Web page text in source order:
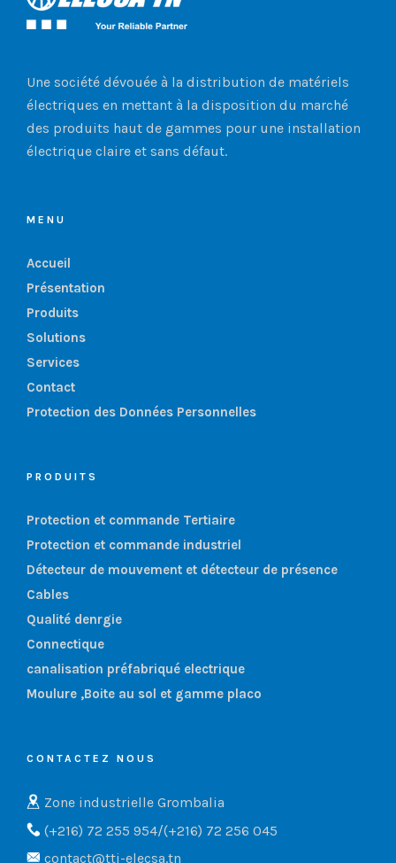
Une société dévouée à la distribution de matériels
électriques en mettant à la disposition du marché
des produits haut de gammes pour une installation
électrique claire et sans défaut.
MENU
Accueil
Présentation
Produits
Solutions
Services
Contact
Protection des Données Personnelles
PRODUITS
Protection et commande Tertiaire
Protection et commande industriel
Détecteur de mouvement et détecteur de présence
Cables
Qualité denrgie
Connectique
canalisation préfabriqué electrique
Moulure ,Boite au sol et gamme placo
CONTACTEZ NOUS
Zone industrielle Grombalia
(+216) 72 255 954/(+216) 72 256 045
contact@tti-elecsa.tn